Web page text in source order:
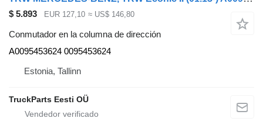
$ 5.893 EUR 127,10 ≈ US$ 146,80
Conmutador en la columna de dirección
A0095453624 0095453624
Estonia, Tallinn
TruckParts Eesti OÜ